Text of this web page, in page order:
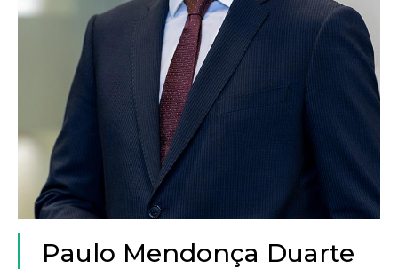
Paulo Mendonça Duarte